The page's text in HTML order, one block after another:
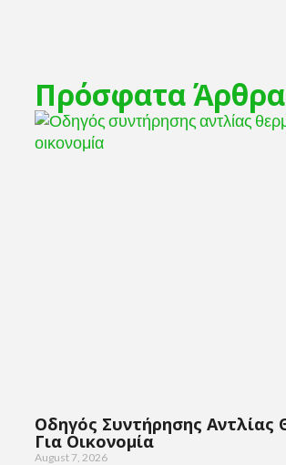
Πρόσφατα Άρθρα
Οδηγός Συντήρησης Αντλίας
Για Οικονομία
August 7, 2026